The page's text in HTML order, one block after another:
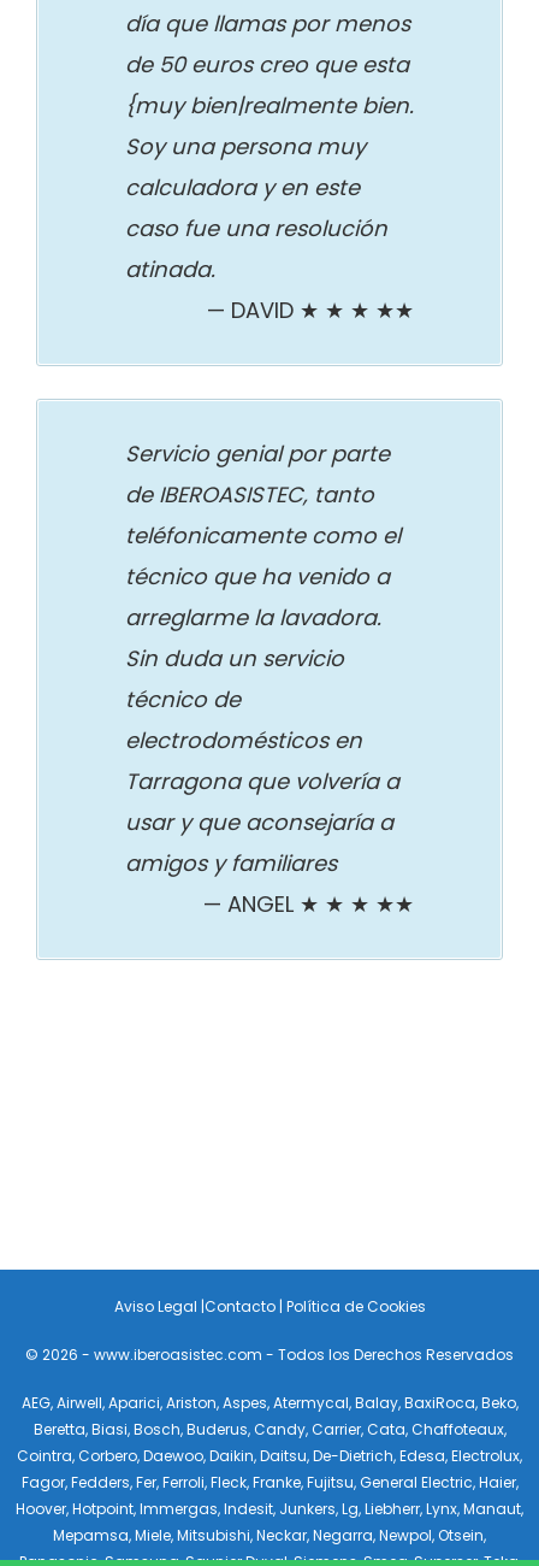
día que llamas por menos
de 50 euros creo que esta
{muy bien|realmente bien.
Soy una persona muy
calculadora y en este
caso fue una resolución
atinada.
DAVID ★ ★ ★ ★★
Servicio genial por parte
de IBEROASISTEC, tanto
teléfonicamente como el
técnico que ha venido a
arreglarme la lavadora.
Sin duda un servicio
técnico de
electrodomésticos en
Tarragona que volvería a
usar y que aconsejaría a
amigos y familiares
ANGEL ★ ★ ★ ★★
Aviso Legal |Contacto| Política de Cookies
© 2026 - www.iberoasistec.com - Todos los Derechos Reservados
AEG,Airwell,Aparici,Ariston,Aspes,Atermycal,Balay,BaxiRoca,Beko,
Beretta,Biasi,Bosch,Buderus,Candy,Carrier,Cata,Chaffoteaux,
Cointra,Corbero,Daewoo,Daikin,Daitsu,De-Dietrich,Edesa,Electrolux,
Fagor,Fedders,Fer,Ferroli,Fleck,Franke,Fujitsu,General Electric,Haier,
Hoover,Hotpoint,Immergas,Indesit, Junkers,Lg,Liebherr,Lynx,Manaut,
Mepamsa,Miele,Mitsubishi,Neckar,Negarra,Newpol,Otsein,